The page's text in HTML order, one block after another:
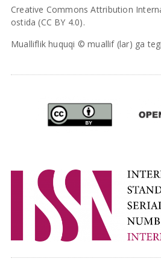
Creative Commons Attribution
ostida (CC BY 4.0).
Mualliflik huquqi © muallif (lar) ga